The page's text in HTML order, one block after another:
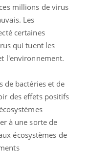
millions de virus
Les
certaines
qui tuent les
l'environnement.
de bactéries et de
des effets positifs
à une sorte de
écosystèmes de